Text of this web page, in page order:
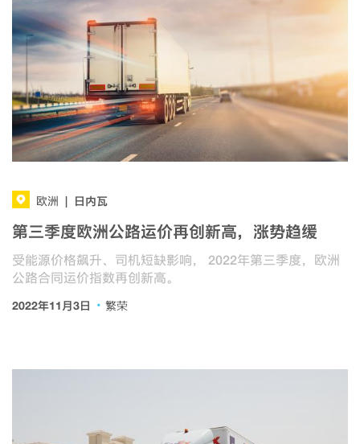
欧洲 日内瓦
第三季度欧洲公路运价再创新高，涨势趋缓
受能源价格飙升、司机短缺影响， 2022年第三季度，欧洲
公路合同运价指数再创新高。
2022年11月3日 · 繁荣